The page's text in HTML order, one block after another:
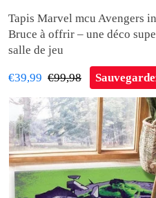
Tapis Marvel mcu Avengers
Bruce à offrir – une déco
salle de jeu
€39,99 €99,98